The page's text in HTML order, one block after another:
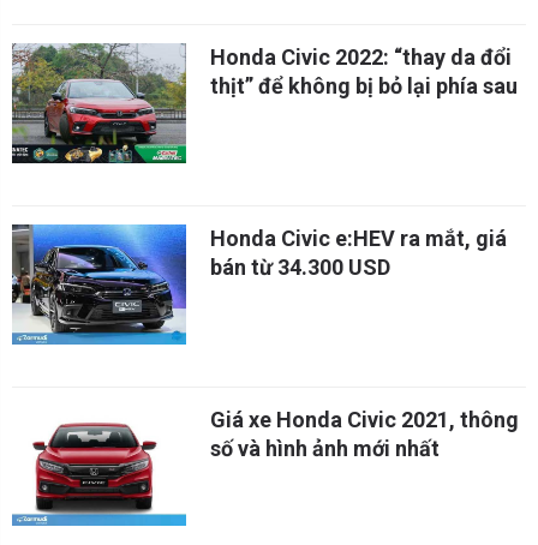
Honda Civic 2022: “thay da đổi
thịt” để không bị bỏ lại phía sau
Honda Civic e:HEV ra mắt, giá
bán từ 34.300 USD
Giá xe Honda Civic 2021, thông
số và hình ảnh mới nhất